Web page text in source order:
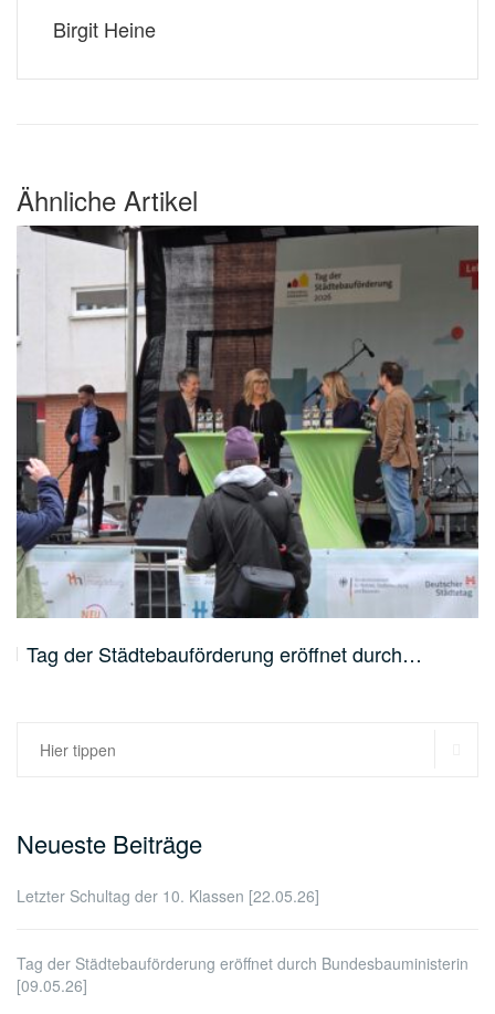
Birgit Heine
Ähnliche Artikel
Tag der Städtebauförderung eröffnet durch…
Suchen
Neueste Beiträge
Letzter Schultag der 10. Klassen [22.05.26]
Tag der Städtebauförderung eröffnet durch Bundesbauministerin
[09.05.26]